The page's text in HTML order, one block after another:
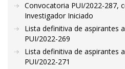
Convocatoria PUI/2022-287,
Investigador Iniciado
Lista definitiva de aspirantes
PUI/2022-269
Lista definitiva de aspirantes
PUI/2022-271